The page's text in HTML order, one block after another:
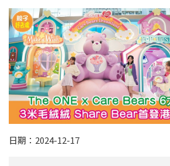
日期：2024-12-17